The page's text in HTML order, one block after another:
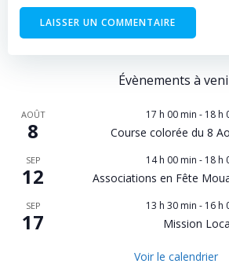
Évènements à
AOÛT
8
17 h 00 min - 18 h
Course colorée du 8
SEP
12
14 h 00 min - 18 h
Associations en Fête
SEP
17
13 h 30 min - 16 h
Mission
Voir le calendrier